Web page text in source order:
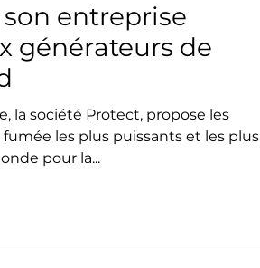
entreprise
générateurs de
la société Protect, propose les
les plus puissants et les plus
pour la...